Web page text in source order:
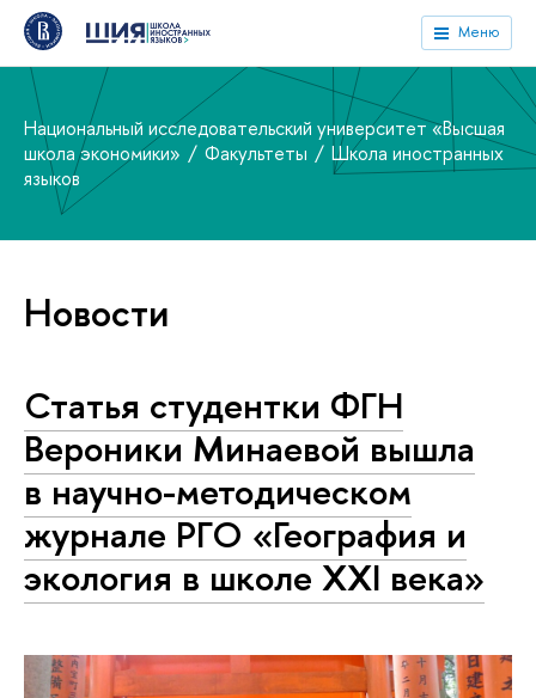
Меню
Национальный исследовательский университет «Высшая
школа экономики»
Факультеты
Школа иностранных
языков
Новости
Статья студентки ФГН
Вероники Минаевой вышла
в научно-методическом
журнале РГО «География и
экология в школе XXI века»